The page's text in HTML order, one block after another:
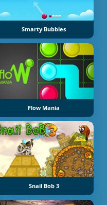
Smarty Bubbles
Flow Mania
Snail Bob 3